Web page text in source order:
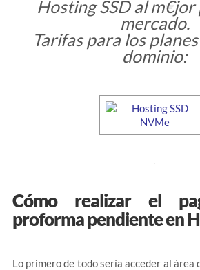
Hosting SSD al
mercado.
Tarifas para los
dominio:
Cómo realizar el
proforma pendiente en
Lo primero de todo sería acceder al